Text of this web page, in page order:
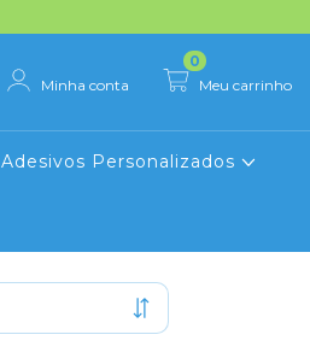
Minha conta Meu carrinho
0
Adesivos Personalizados